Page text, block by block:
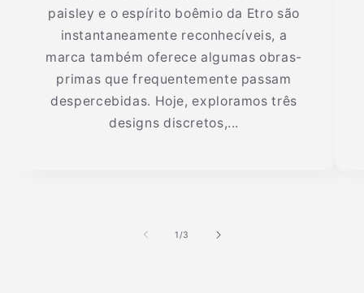
paisley e o espírito boêmio da Etro são
instantaneamente reconhecíveis, a
marca também oferece algumas obras-
primas que frequentemente passam
despercebidas. Hoje, exploramos três
designs discretos,...
1/de
3